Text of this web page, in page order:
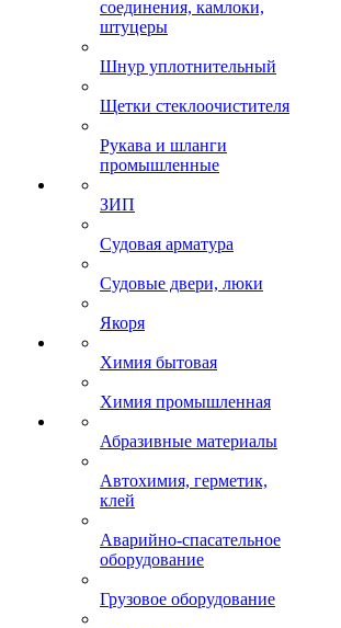
соединения, камлоки,
штуцеры
Шнур уплотнительный
Щетки стеклоочистителя
Рукава и шланги
промышленные
ЗИП
Судовая арматура
Судовые двери, люки
Якоря
Химия бытовая
Химия промышленная
Абразивные материалы
Автохимия, герметик,
клей
Аварийно-спасательное
оборудование
Грузовое оборудование